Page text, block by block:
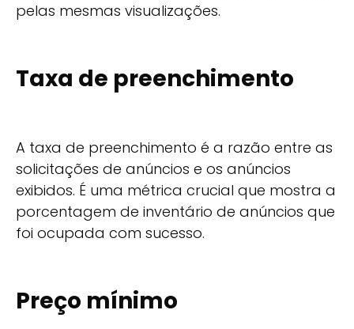
pelas mesmas visualizações.
Taxa de preenchimento
A taxa de preenchimento é a razão entre as
solicitações de anúncios e os anúncios
exibidos. É uma métrica crucial que mostra a
porcentagem de inventário de anúncios que
foi ocupada com sucesso.
Preço mínimo